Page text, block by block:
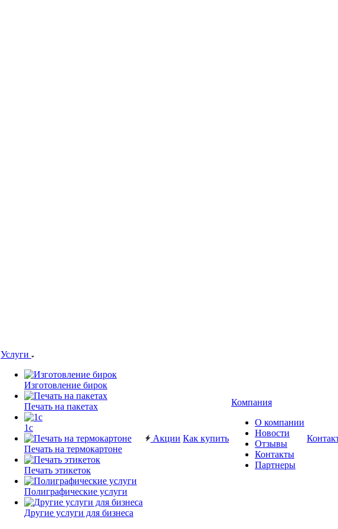
Услуги
Изготовление бирок
Печать на пакетах
1c
Печать на термокартоне
Печать этикеток
Полиграфические услуги
Другие услуги для бизнеса
Акции Как купить
Компания
О компании
Новости
Отзывы
Контакты
Партнеры